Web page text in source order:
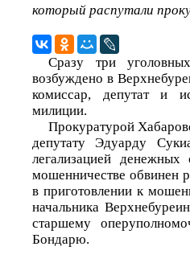
который распутали
Сразу три
возбуждено в
комиссар, депутат и
милиции.
Прокуратурой
депутату Эдуарду
легализацией
мошенничестве обвинен
в приготовлении к
начальника
старшему
Бондарю.